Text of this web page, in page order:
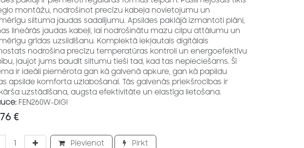
montāžu, nodrošinot precīzu kabeļa novietojumu un
siltuma jaudas sadalījumu. Apsildes paklājā izmantoti plāni,
lineārās jaudas kabeļi, lai nodrošinātu mazu cilpu attālumu un
grīdas uzsildīšanu. Komplektā iekļautais digitālais
nodrošina precīzu temperatūras kontroli un energoefektīvu
ļaujot jums baudīt siltumu tieši tad, kad tas nepieciešams. Šī
ir ideāli piemērota gan kā galvenā apkure, gan kā papildu
apsilde komforta uzlabošanai. Tās galvenās priekšrocības ir
uzstādīšana, augsta efektivitāte un elastīga lietošana.
FEN260W-DIGI
€
Pievienot Pirkt